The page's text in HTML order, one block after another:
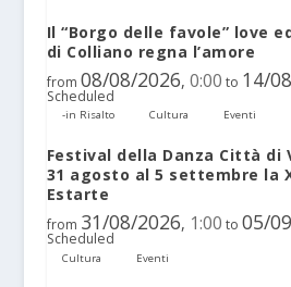
Il “Borgo delle favole” love
di Colliano regna l’amore
from 08/08/2026, 0:00 to 14/
Scheduled
-in Risalto Cultura Eventi
Festival della Danza Città di
31 agosto al 5 settembre la
Estarte
from 31/08/2026, 1:00 to 05/
Scheduled
Cultura Eventi